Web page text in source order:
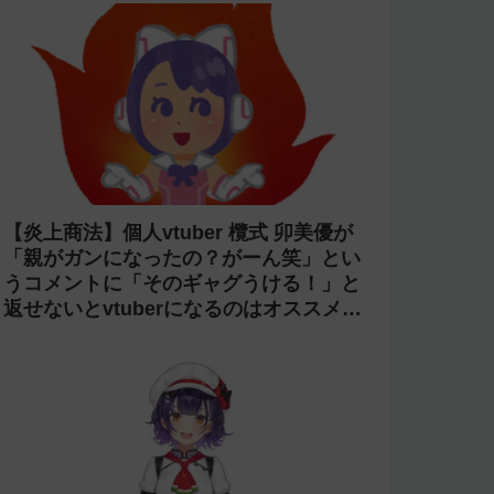
【炎上商法】個人vtuber 欖式 卯美優が
「親がガンになったの？がーん笑」とい
うコメントに「そのギャグうける！」と
返せないとvtuberになるのはオススメし